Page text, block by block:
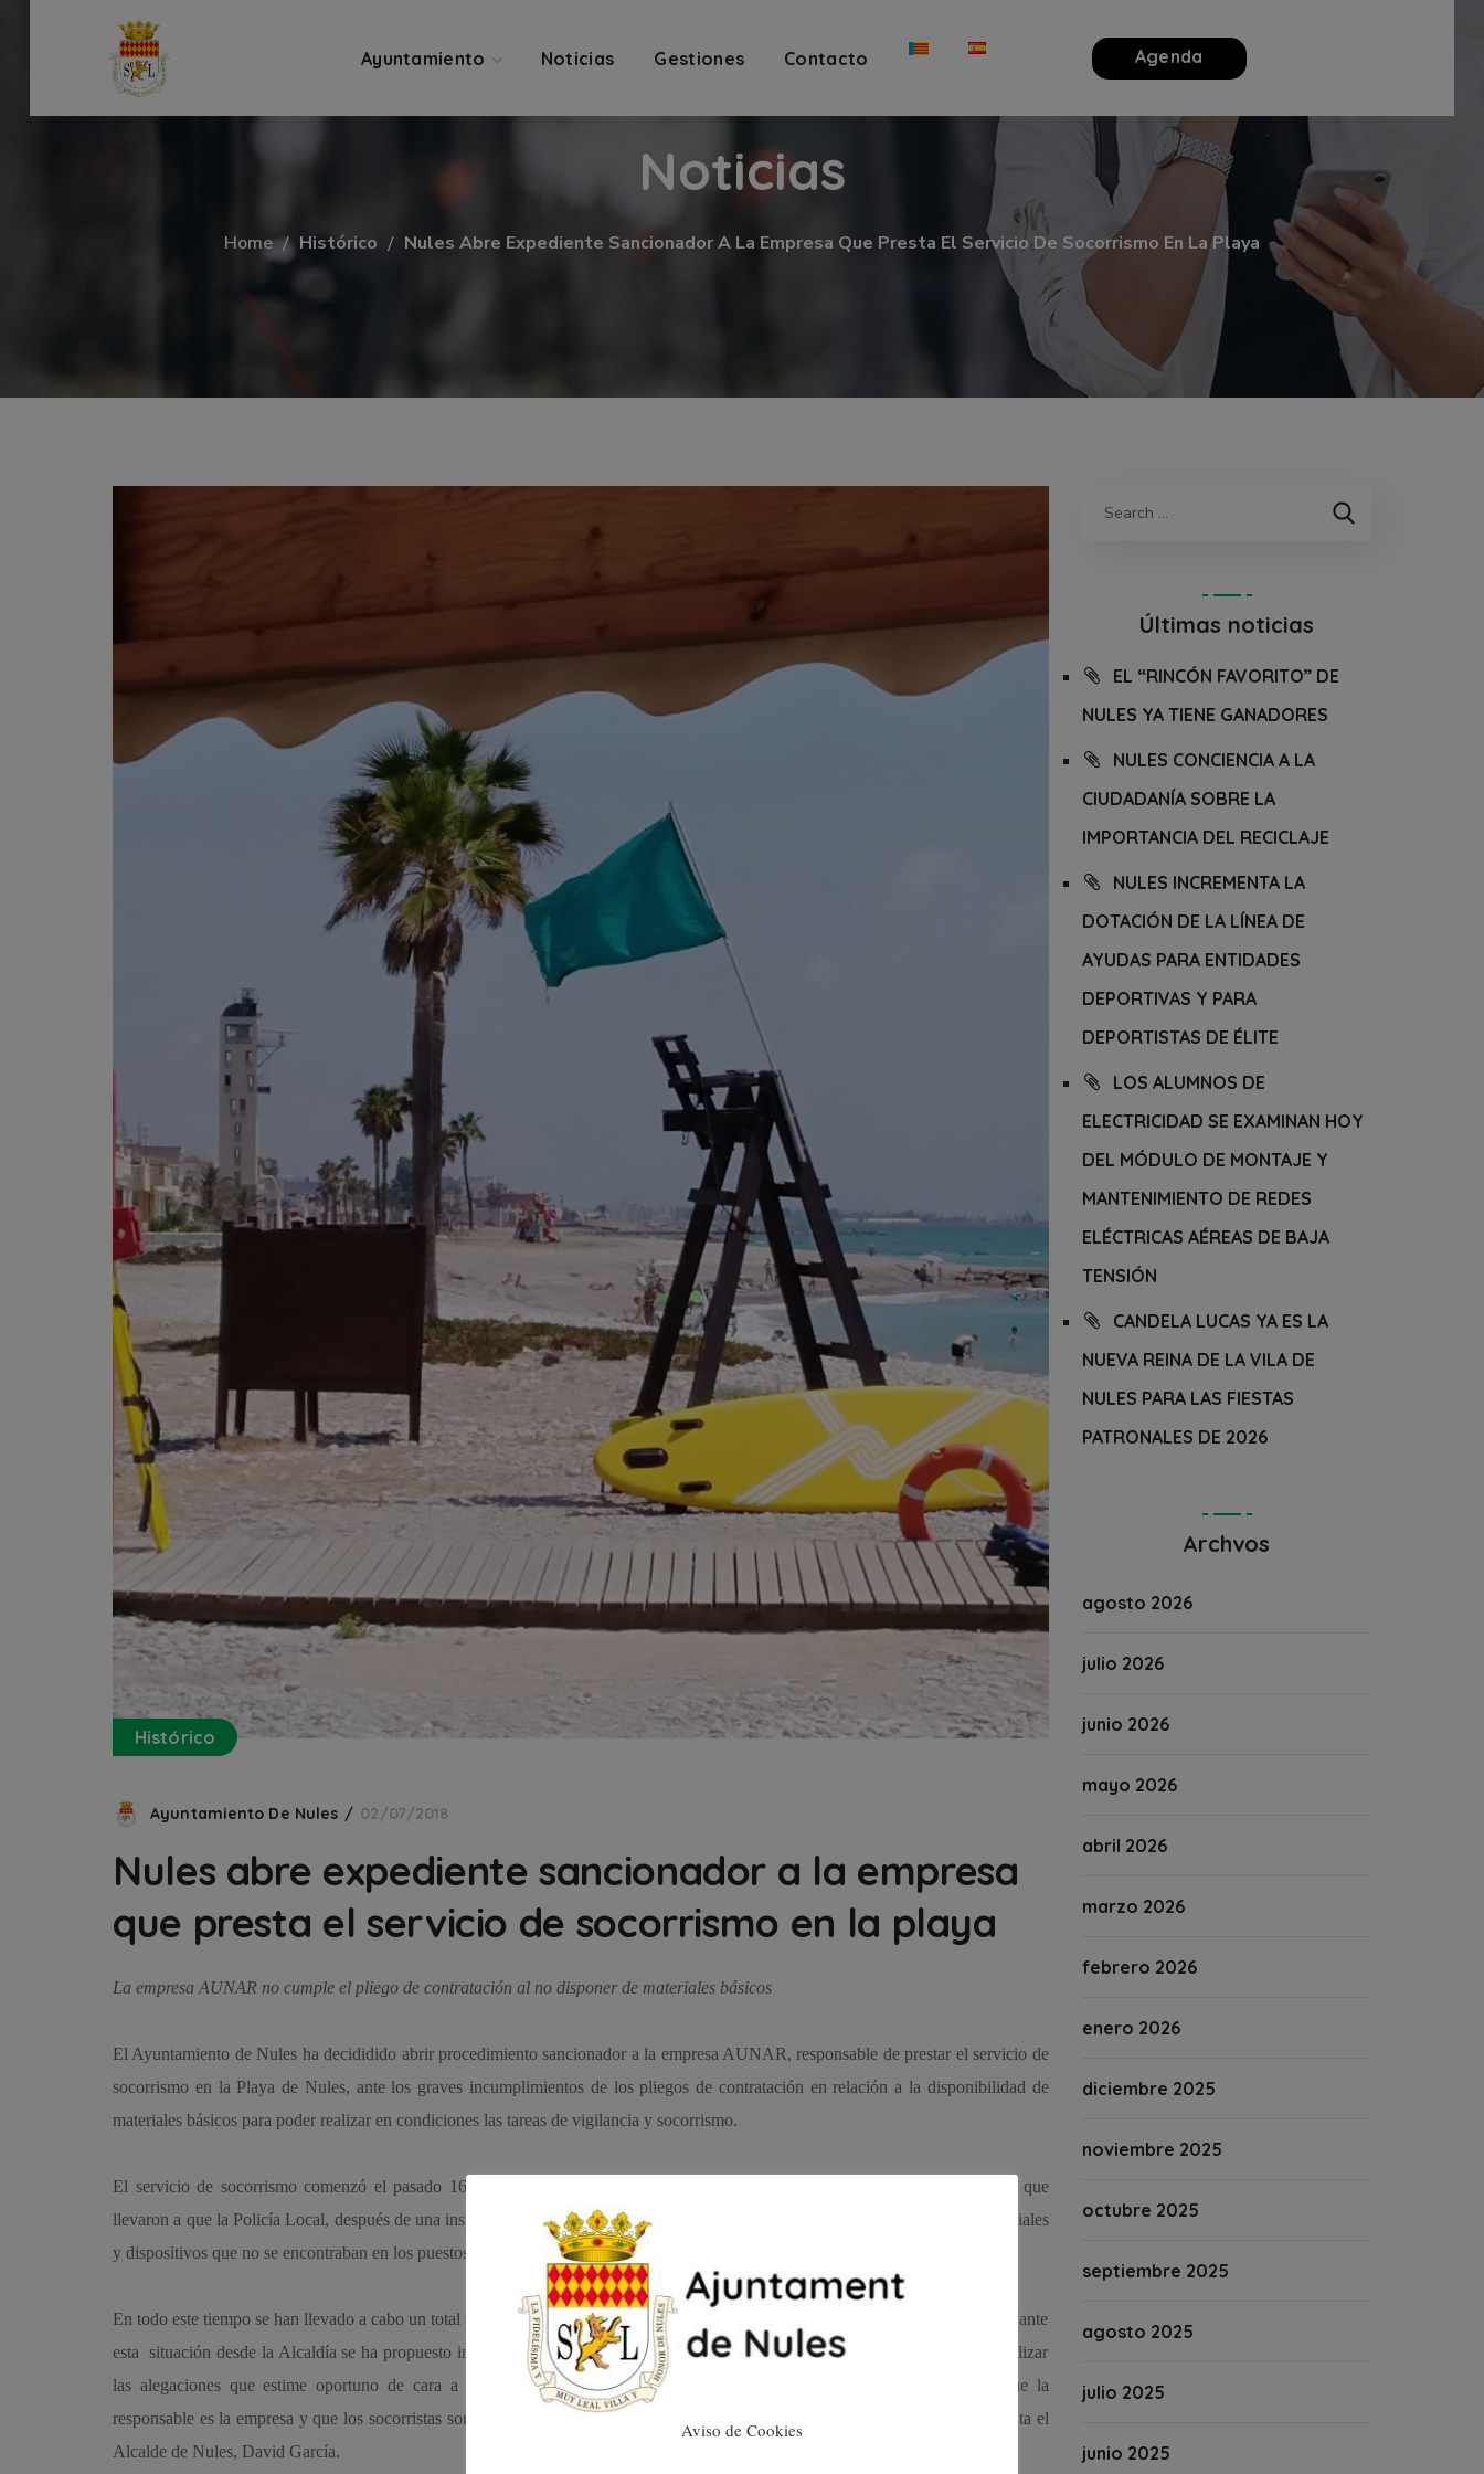
Ayuntamiento Noticias Gestiones Contacto Agenda
Noticias
Home Histórico Nules Abre Expediente Sancionador A La Empresa Que Presta El Servicio De Socorrismo En La Playa
Histórico
Ayuntamiento De Nules 02/07/2018
Nules abre expediente sancionador a la empresa
que presta el servicio de socorrismo en la playa
La empresa AUNAR no cumple el pliego de contratación al no disponer de materiales básicos
El Ayuntamiento de Nules ha decididido abrir procedimiento sancionador a la empresa AUNAR, responsable de prestar el servicio de
socorrismo en la Playa de Nules, ante los graves incumplimientos de los pliegos de contratación en relación a la disponibilidad de
materiales básicos para poder realizar en condiciones las tareas de vigilancia y socorrismo.
El servicio de socorrismo comenzó el pasado 16 de junio y desde el primer día se detectaron incumplimientos contractuales que
llevaron a que la Policía Local, después de una inspección, redactara un acta-denuncia en la que se detallan cada uno de los materiales
y dispositivos que no se encontraban en los puestos de los socorristas cuando por contrato debería estar.
En todo este tiempo se han llevado a cabo un total de cuatro inspecciones más y en todas ellas se han detectado incumplimientos, “ante
esta situación desde la Alcaldía se ha propuesto iniciar procedimiento sancionador, ahora la empresa dispone de 15 días para realizar
las alegaciones que estime oportuno de cara a la resolución definitiva de la denuncia. De todos modos, consideramos que la
responsable es la empresa y que los socorristas son profesionales que trabajan con los medios que les facilita la empresa”, comenta el
Alcalde de Nules, David García.
Últimas noticias
EL “RINCÓN FAVORITO” DE
NULES YA TIENE GANADORES
NULES CONCIENCIA A LA
CIUDADANÍA SOBRE LA
IMPORTANCIA DEL RECICLAJE
NULES INCREMENTA LA
DOTACIÓN DE LA LÍNEA DE
AYUDAS PARA ENTIDADES
DEPORTIVAS Y PARA
DEPORTISTAS DE ÉLITE
LOS ALUMNOS DE
ELECTRICIDAD SE EXAMINAN HOY
DEL MÓDULO DE MONTAJE Y
MANTENIMIENTO DE REDES
ELÉCTRICAS AÉREAS DE BAJA
TENSIÓN
CANDELA LUCAS YA ES LA
NUEVA REINA DE LA VILA DE
NULES PARA LAS FIESTAS
PATRONALES DE 2026
Archvos
agosto 2026
julio 2026
junio 2026
mayo 2026
abril 2026
marzo 2026
febrero 2026
enero 2026
diciembre 2025
noviembre 2025
octubre 2025
septiembre 2025
agosto 2025
julio 2025
junio 2025
Aviso de Cookies